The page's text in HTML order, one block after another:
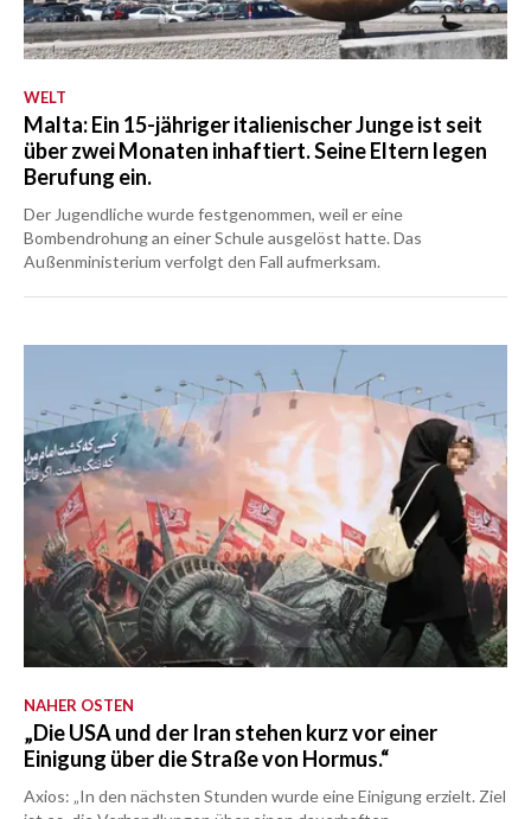
WELT
Malta: Ein 15-jähriger italienischer Junge ist seit
über zwei Monaten inhaftiert. Seine Eltern legen
Berufung ein.
Der Jugendliche wurde festgenommen, weil er eine
Bombendrohung an einer Schule ausgelöst hatte. Das
Außenministerium verfolgt den Fall aufmerksam.
NAHER OSTEN
„Die USA und der Iran stehen kurz vor einer
Einigung über die Straße von Hormus.“
Axios: „In den nächsten Stunden wurde eine Einigung erzielt. Ziel